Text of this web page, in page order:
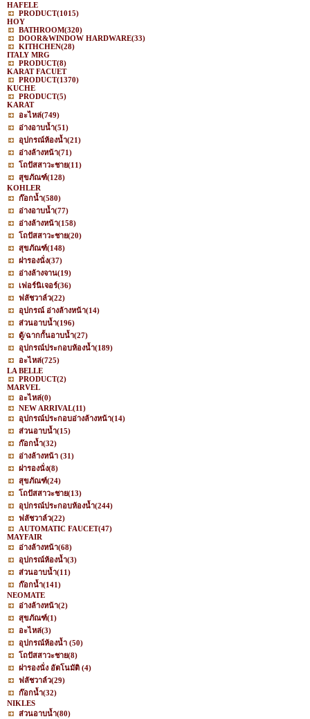
HAFELE
PRODUCT(1015)
HOY
BATHROOM(320)
DOOR&WINDOW HARDWARE(33)
KITHCHEN(28)
ITALY MRG
PRODUCT(8)
KARAT FACUET
PRODUCT(1370)
KUCHE
PRODUCT(5)
KARAT
อะไหล่(749)
อ่างอาบน้ำ(51)
อุปกรณ์ห้องน้ำ(21)
อ่างล้างหน้า(71)
โถปัสสาวะชาย(11)
สุขภัณฑ์(128)
KOHLER
ก๊อกน้ำ(580)
อ่างอาบน้ำ(77)
อ่างล้างหน้า(158)
โถปัสสาวะชาย(20)
สุขภัณฑ์(148)
ฝารองนั่ง(37)
อ่างล้างจาน(19)
เฟอร์นิเจอร์(36)
ฟลัชวาล์ว(22)
อุปกรณ์ อ่างล้างหน้า(14)
ส่วนอาบน้ำ(196)
ตู้/ฉากกั้นอาบน้ำ(27)
อุปกรณ์ประกอบห้องน้ำ(189)
อะไหล่(725)
LA BELLE
PRODUCT(2)
MARVEL
อะไหล่(0)
NEW ARRIVAL(11)
อุปกรณ์ประกอบอ่างล้างหน้า(14)
ส่วนอาบน้ำ(15)
ก๊อกน้ำ(32)
อ่างล้างหน้า (31)
ฝารองนั่ง(8)
สุขภัณฑ์(24)
โถปัสสาวะชาย(13)
อุปกรณ์ประกอบห้องน้ำ(244)
ฟลัชวาล์ว(22)
AUTOMATIC FAUCET(47)
MAYFAIR
อ่างล้างหน้า(68)
อุปกรณ์ห้องน้ำ(3)
ส่วนอาบน้ำ(11)
ก๊อกน้ำ(141)
NEOMATE
อ่างล้างหน้า(2)
สุขภัณฑ์(1)
อะไหล่(3)
อุปกรณ์ห้องน้ำ (50)
โถปัสสาวะชาย(8)
ฝารองนั่ง อัตโนมัติ (4)
ฟลัชวาล์ว(29)
ก๊อกน้ำ(32)
NIKLES
ส่วนอาบน้ำ(80)